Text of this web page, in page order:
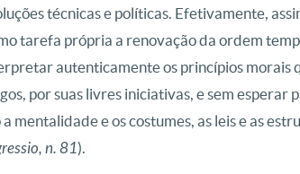
técnicas e políticas. Efetivamente,
tarefa própria a renovação da ordem
autenticamente os princípios morais
por suas livres iniciativas, e sem esperar
mentalidade e os costumes, as leis e as
n. 81).